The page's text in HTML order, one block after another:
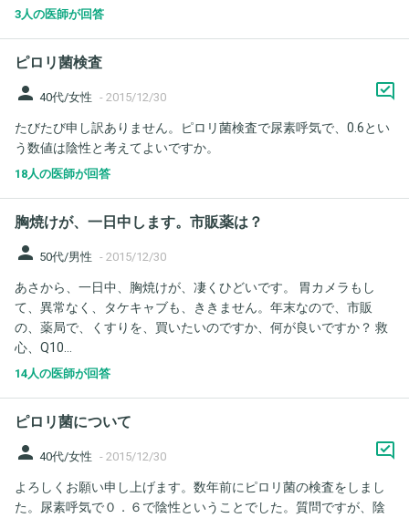
には、戻っていました。今回は、固くないので様子を見て大丈夫
3人の医師が回答
ピロリ菌検査
person 40代/女性 - 2015/12/30
たびたび申し訳ありません。ピロリ菌検査で尿素呼気で、0.6とい
う数値は陰性と考えてよいですか。
18人の医師が回答
胸焼けが、一日中します。市販薬は？
person 50代/男性 - 2015/12/30
あさから、一日中、胸焼けが、凄くひどいです。 胃カメラもし
て、異常なく、タケキャブも、ききません。年末なので、市販
の、薬局で、くすりを、買いたいのですか、何が良いですか？ 救
心、Q10...
14人の医師が回答
ピロリ菌について
person 40代/女性 - 2015/12/30
よろしくお願い申し上げます。数年前にピロリ菌の検査をしまし
た。尿素呼気で０．６で陰性ということでした。質問ですが、陰